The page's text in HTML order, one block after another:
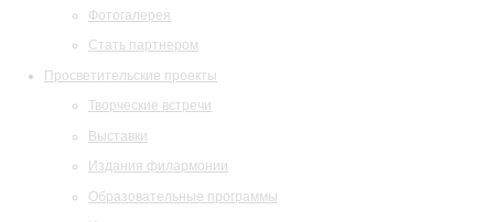
Фотогалерея
Стать партнером
Просветительские проекты
Творческие встречи
Выставки
Издания филармонии
Образовательные программы